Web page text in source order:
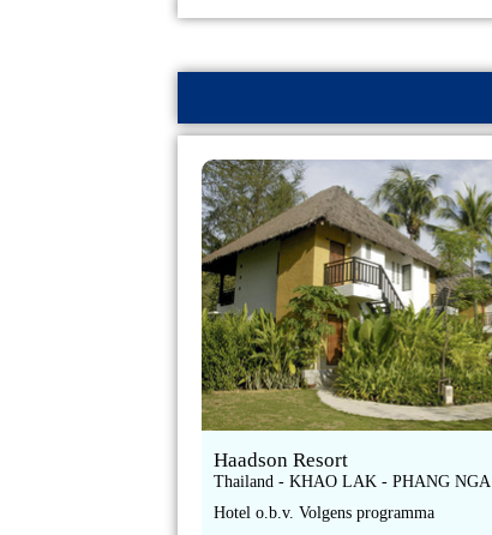
Haadson Resort
Thailand - KHAO LAK - PHANG NGA
Hotel o.b.v. Volgens programma